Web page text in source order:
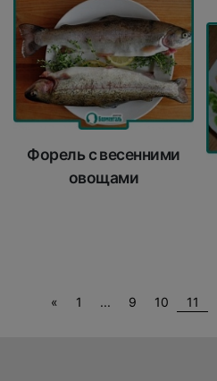
Форель с весенними
овощами
« Previous
1 ... 9 10 11